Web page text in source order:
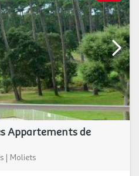
Appartements de
| Moliets